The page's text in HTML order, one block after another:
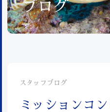
ブログ
スタッフブログ
ミッションコン